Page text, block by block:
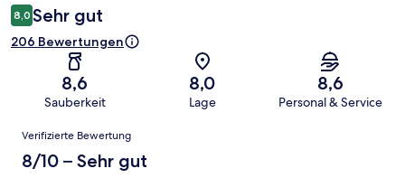
8,0 Sehr gut
206 Bewertungen
8,6
Sauberkeit
8,0
Lage
8,6
Personal & Service
Bewertungen
Verifizierte Bewertung
8/10 – Sehr gut